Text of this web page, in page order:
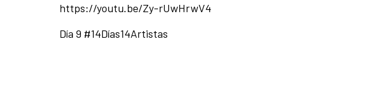
https://youtu.be/Zy-rUwHrwV4
Día 9 #14Días14Artistas